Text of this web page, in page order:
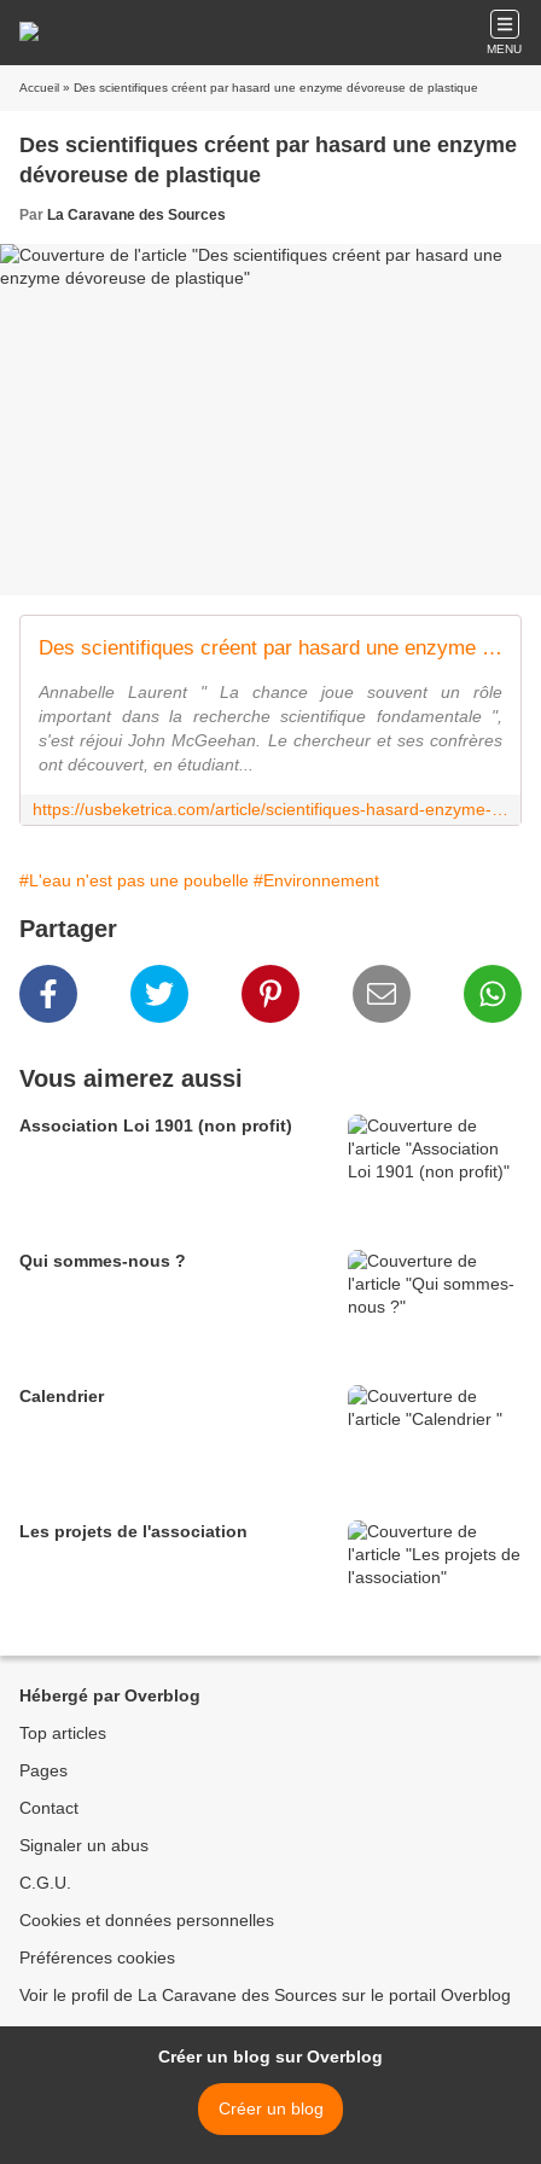
MENU
Accueil » Des scientifiques créent par hasard une enzyme dévoreuse de plastique
Des scientifiques créent par hasard une enzyme
dévoreuse de plastique
Par La Caravane des Sources
Des scientifiques créent par hasard une enzyme dévoreuse de plastique
Annabelle Laurent " La chance joue souvent un rôle
important dans la recherche scientifique fondamentale ",
s'est réjoui John McGeehan. Le chercheur et ses confrères
ont découvert, en étudiant...
#L'eau n'est pas une poubelle #Environnement
Partager
Vous aimerez aussi
Association Loi 1901 (non profit)
Qui sommes-nous ?
Calendrier
Les projets de l'association
Hébergé par Overblog
Top articles
Pages
Contact
Signaler un abus
C.G.U.
Cookies et données personnelles
Préférences cookies
Voir le profil de La Caravane des Sources sur le portail Overblog
Créer un blog sur Overblog
Créer un blog